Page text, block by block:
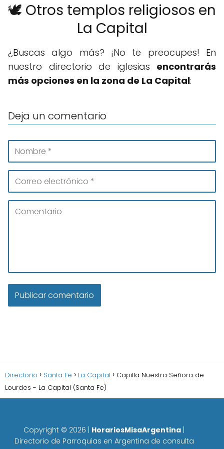
🕊️ Otros templos religiosos en
La Capital
¿Buscas algo más? ¡No te preocupes! En
nuestro directorio de iglesias encontrarás
más opciones en la zona de La Capital:
Deja un comentario
Directorio Santa Fe La Capital
Capilla Nuestra Señora de
Lourdes - La Capital (Santa Fe)
Copyright © 2026 HorariosMisaArgentina
Directorio de Parroquias en Argentina de consulta